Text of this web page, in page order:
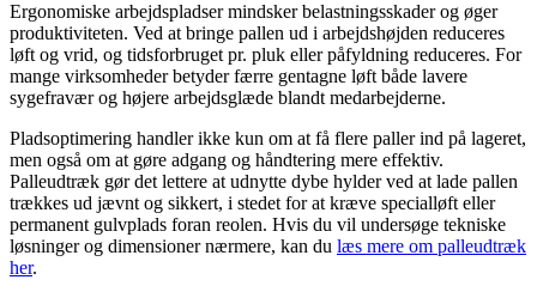
Ergonomiske arbejdspladser mindsker belastningsskader og øger
produktiviteten. Ved at bringe pallen ud i arbejdshøjden reduceres
løft og vrid, og tidsforbruget pr. pluk eller påfyldning reduceres. For
mange virksomheder betyder færre gentagne løft både lavere
sygefravær og højere arbejdsglæde blandt medarbejderne.
Pladsoptimering handler ikke kun om at få flere paller ind på lageret,
men også om at gøre adgang og håndtering mere effektiv.
Palleudtræk gør det lettere at udnytte dybe hylder ved at lade pallen
trækkes ud jævnt og sikkert, i stedet for at kræve specialløft eller
permanent gulvplads foran reolen. Hvis du vil undersøge tekniske
løsninger og dimensioner nærmere, kan du læs mere om palleudtræk
her.